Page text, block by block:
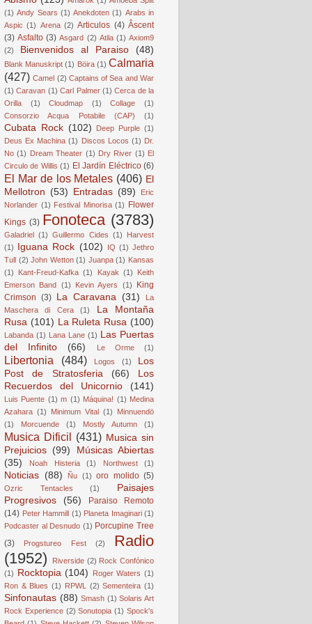
(1) Andy Sears (1) Anekdoten (1) Arabs in
Aspic (1) Arena (2) Articulos (4) Âscent
(3) Asfalto (3) Asgard (2) Atila (1) Axiom9
(2)
Bienvenidos al Paraiso (48)
Blank Manuskript (1) Böira (1) Calmaria
(427) Camel (2) Captains of Sea and War
(1) Caravan (1) Carl Palmer (1) Cerca de la
Orilla
(1) Cloudmap (1) Collage
(1)
Consorzio Acqua Potabile (CAP)
(1)
Cubata Rock (102) Deep Purple (1)
Deus Ex Machina (1) Discos Locos (1) Dr.
No (1) Dream Theater (1) Dry River (1) El
Circulo de Willis (1) El Jardín Eléctrico (6)
El Mar de los Metales (406) El
Mellotron (53) Entradas (89)
Eric
Norlander (1) Festival Minorisa (1) Flower
Kings (3) Fonoteca (3783)
Galadriel (1) Guillermo Cides (1)
Harvest
(1) Iguana Rock (102) IQ (1) Jethro
Tull (2) John Wetton (1) Juanpa (1) Kansas
(1)
Kant-Freud-Kafka (1) Kayak (1)
Keith
Emerson Band (1) Kevin Ayers (1)
King
Crimson (3) La Caravana (31)
La
Maschera di Cera
(1)
La Montaña
Rusa (101) La Ruleta Rusa (100)
Labanda (1) Lana Lane (1) Las Puertas
del Infinito
(66) Le Orme (1)
Libertonia (484) Logos (1)
Los
Post de Stratosferia
(66)
Los
Recuerdos del Unicornio
(141)
Luis Puente (1) m (1) Máquina! (1) Medina
Azahara (1) Minimum Vital (1)
Minnuendö
(1)
Morcuende (1) Mostly Autumn (1)
Musica Dificil (431) Musica sin
Prejuicios (99)
Músicas Abiertas
(35)
Noah Histeria (1) Northwest (1)
Noticias (88) Ñu (1) oro molido (5)
Ozric Tentacles (1)
Paisajes
Progresivos
(56)
Paraiso Remoto
(14) Peter Hammill (1) Planeta Imaginari (1)
Podcaster al Desnudo (1) Porcupine Tree
(3)
Progstureo Fest (2)
Radio
(1952)
Riverside (2) Rock Confónico
(1) Rocktopia (104) Roger Waters (1)
Ron & Blues (1) RPWL (2) Sementeira (1)
Sinfonautas (88) Smash (1) Solaris Art
Rock Experience (2) Sonutopia (1) Spock's